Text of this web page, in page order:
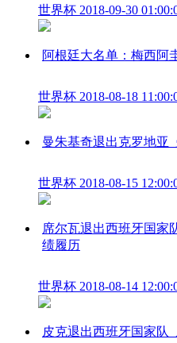
世界杯 2018-09-30
阿根廷大名单：梅西阿
世界杯 2018-08-18
曼朱基奇退出克罗地亚
世界杯 2018-08-15
席尔瓦退出西班牙国家
绩履历
世界杯 2018-08-14
皮克退出西班牙国家队